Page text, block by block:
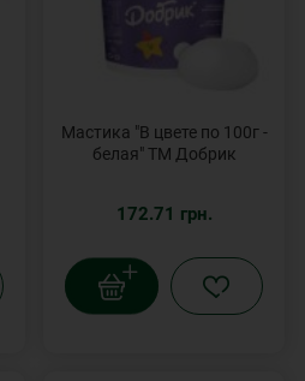
Мастика "В цвете по 100г -
белая" ТМ Добрик
172.71 грн.